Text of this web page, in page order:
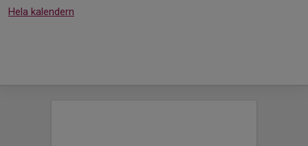
Hela kalendern